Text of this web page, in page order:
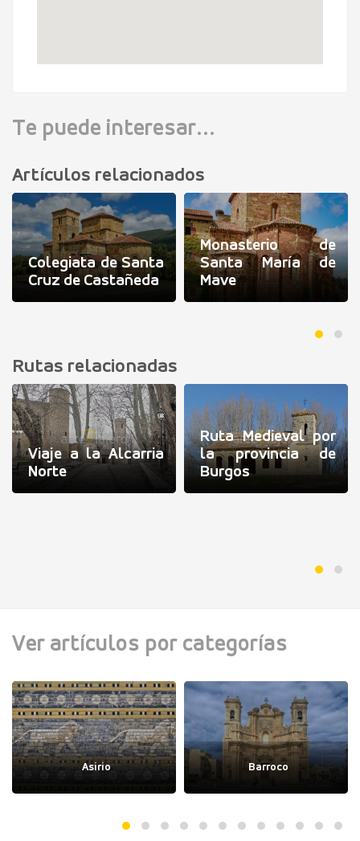
Te puede interesar...
Artículos relacionados
Colegiata de Santa
Cruz de Castañeda
Monasterio de
Santa María de
Mave
Rutas relacionadas
Viaje a la Alcarria
Norte
Ruta Medieval por
la provincia de
Burgos
Ver artículos por categorías
Asirio Barroco